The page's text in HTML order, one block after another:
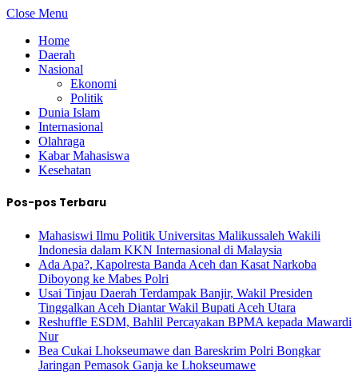
Close Menu
Home
Daerah
Nasional
Ekonomi
Politik
Dunia Islam
Internasional
Olahraga
Kabar Mahasiswa
Kesehatan
Pos-pos Terbaru
Mahasiswi Ilmu Politik Universitas Malikussaleh Wakili
Indonesia dalam KKN Internasional di Malaysia
Ada Apa?, Kapolresta Banda Aceh dan Kasat Narkoba
Diboyong ke Mabes Polri
Usai Tinjau Daerah Terdampak Banjir, Wakil Presiden
Tinggalkan Aceh Diantar Wakil Bupati Aceh Utara
Reshuffle ESDM, Bahlil Percayakan BPMA kepada Mawardi
Nur
Bea Cukai Lhokseumawe dan Bareskrim Polri Bongkar
Jaringan Pemasok Ganja ke Lhokseumawe